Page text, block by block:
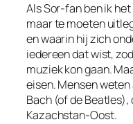
Als Sor-fan ben ik
maar te moeten
en waarin hij zich
iedereen dat wist,
muziek kon gaan.
eisen. Mensen
Bach (of de Beatles),
Kazachstan-Oost.